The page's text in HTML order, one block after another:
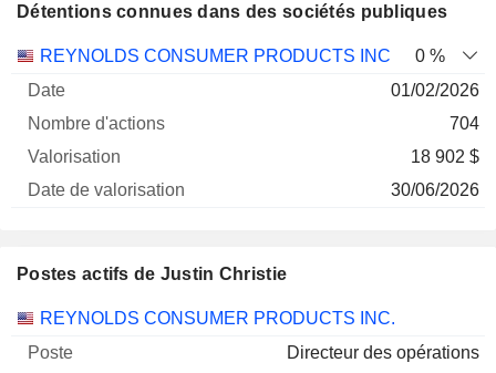
Détentions connues dans des sociétés publiques
Nombre
Date de
REYNOLDS CONSUMER PRODUCTS INC
0 %
01/02/2026
704
18 902 $
30/06/2026
Postes actifs de Justin Christie
Sociétés Poste Début
REYNOLDS CONSUMER PRODUCTS INC.
Directeur des opérations